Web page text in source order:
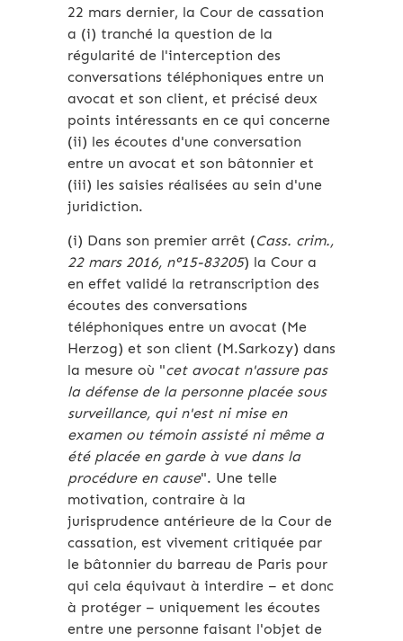
22 mars dernier, la Cour de cassation
a (i) tranché la question de la
régularité de l'interception des
conversations téléphoniques entre un
avocat et son client, et précisé deux
points intéressants en ce qui concerne
(ii) les écoutes d'une conversation
entre un avocat et son bâtonnier et
(iii) les saisies réalisées au sein d'une
juridiction.
(i) Dans son premier arrêt (Cass. crim.,
22 mars 2016, n°15-83205) la Cour a
en effet validé la retranscription des
écoutes des conversations
téléphoniques entre un avocat (Me
Herzog) et son client (M.Sarkozy) dans
la mesure où "cet avocat n'assure pas
la défense de la personne placée sous
surveillance, qui n'est ni mise en
examen ou témoin assisté ni même a
été placée en garde à vue dans la
procédure en cause". Une telle
motivation, contraire à la
jurisprudence antérieure de la Cour de
cassation, est vivement critiquée par
le bâtonnier du barreau de Paris pour
qui cela équivaut à interdire – et donc
à protéger – uniquement les écoutes
entre une personne faisant l'objet de